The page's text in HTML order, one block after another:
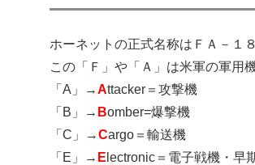
ホーネットの正式名称はＦＡ－１８
この「Ｆ」や「Ａ」は米軍の軍用
「A」→Attacker＝攻撃機
「B」→ Bomber=爆撃機
「C」→Cargo＝輸送機
「E」→ E lectronic＝電子戦機・早